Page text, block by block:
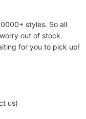
out of stock.
for you to pick up!
us)